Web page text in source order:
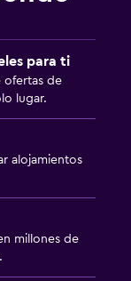
para ti
ofertas de
lugar.
alojamientos
millones de